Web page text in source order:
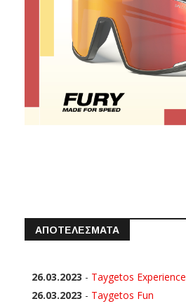
ΑΠΟΤΕΛΕΣΜΑΤΑ
26.03.2023 - Taygetos Experience
26.03.2023 - Taygetos Fun